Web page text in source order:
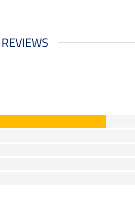
REVIEWS